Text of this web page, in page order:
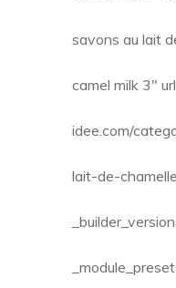
savons au lait
camel milk 3″
idee.com/
lait-de-